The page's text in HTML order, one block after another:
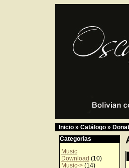
Inicio » Catálogo »
Categorias
Music
Download (10)
Music-> (14)